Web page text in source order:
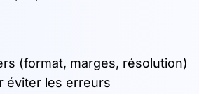
(format, marges, résolution)
éviter les erreurs